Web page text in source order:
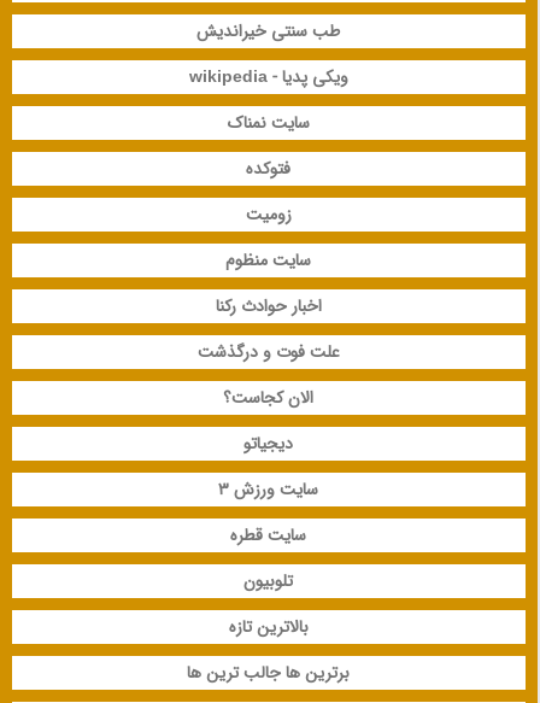
طب سنتی خیراندیش
ویکی پدیا - wikipedia
سایت نمناک
فتوکده
زومیت
سایت منظوم
اخبار حوادث رکنا
علت فوت و درگذشت
الان کجاست؟
دیجیاتو
سایت ورزش 3
سایت قطره
تلوبیون
بالاترین تازه
برترین ها جالب ترین ها